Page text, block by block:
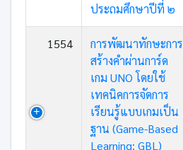
ประถมศึกษาปีที่ ๒
1554
การพัฒนาทักษะการ
สร้างคำผ่านการ์ด
เกม UNO โดยใช้
เทคนิคการจัดการ
เรียนรู้แบบเกมเป็น
ฐาน (Game-Based
Learning: GBL)